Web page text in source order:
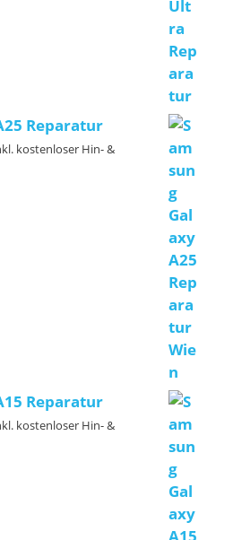
Reparatur
kostenloser Hin- &
Reparatur
kostenloser Hin- &